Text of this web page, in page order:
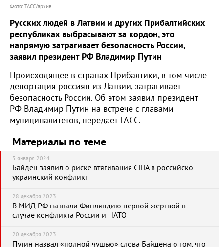
Фото: ТАСС/архив
Русских людей в Латвии и других Прибалтийских
республиках выбрасывают за кордон, это
напрямую затрагивает безопасность России,
заявил президент РФ Владимир Путин
Происходящее в странах Прибалтики, в том числе
депортация россиян из Латвии, затрагивает
безопасность России. Об этом заявил президент
РФ Владимир Путин на встрече с главами
муниципалитетов, передает ТАСС.
Материалы по теме
5 января 2024
Байден заявил о риске втягивания США в российско-
украинский конфликт
28 декабря 2023
В МИД РФ назвали Финляндию первой жертвой в
случае конфликта России и НАТО
20 декабря 2023
Путин назвал «полной чушью» слова Байдена о том, что